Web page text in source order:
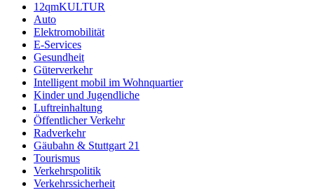
12qmKULTUR
Auto
Elektromobilität
E-Services
Gesundheit
Güterverkehr
Intelligent mobil im Wohnquartier
Kinder und Jugendliche
Luftreinhaltung
Öffentlicher Verkehr
Radverkehr
Gäubahn & Stuttgart 21
Tourismus
Verkehrspolitik
Verkehrssicherheit